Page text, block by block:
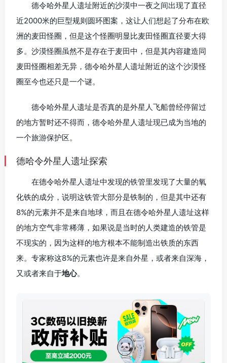
德令哈外星人遗址附近的沙漠中一夜之间出现了直径
近2000米的巨型规则圆环图案，这让人们想起了分布在欧
洲的麦田怪圈，但是这个怪圈明显比麦田怪圈直径要大得
多。沙漠怪圈虽然不是存在于麦田中，但是其内容建造同
麦田怪圈相差无异，德令哈外星人遗址附近的这个沙漠怪
圈至今也还只是一个谜。
德令哈外星人遗址是否真的是外星人飞船曾经停留过
的地方暂时还不得而，德令哈外星人遗址现已成为当地的
一个旅游保护区。
德哈令外星人遗址探索
在德令哈外星人遗址中发现的铁管里发现了大量的氧
化铁的成分，说明这铁管大部分是铁制的，但是其中还有
8%的元素并不是来自地球，而且在德令哈外星人遗址这样
的地方空气非常稀薄，如果说是当时的人类建造的铁管是
不现实的，因为这样的地方根本不能制造出铁质的东西
来。专家称这8%的元素也许是来自外星，或者来自深海，
又或者来自于地心。